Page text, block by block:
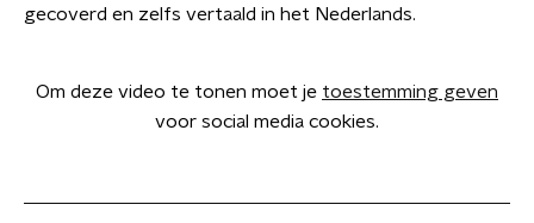
gecoverd en zelfs vertaald in het Nederlands.
Om deze video te tonen moet je toestemming geven
voor social media cookies.